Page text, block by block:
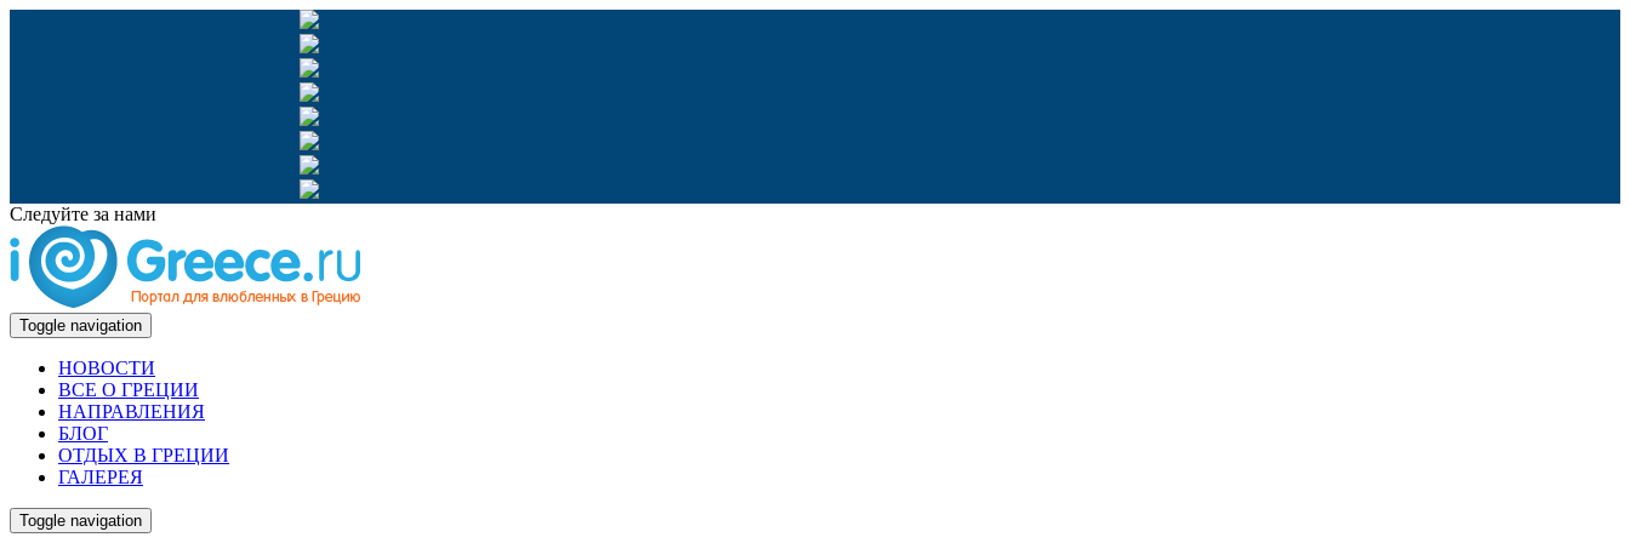
Следуйте за нами
Toggle navigation
НОВОСТИ
ВСЕ О ГРЕЦИИ
НАПРАВЛЕНИЯ
БЛОГ
ОТДЫХ В ГРЕЦИИ
ГАЛЕРЕЯ
Toggle navigation